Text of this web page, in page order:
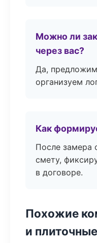
Можно ли
через вас?
Да,
организуем
Как
После замера
смету,
в договоре.
Похожие
и